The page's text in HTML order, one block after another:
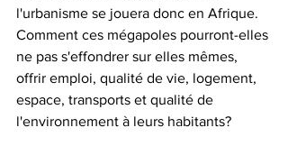
l'urbanisme se jouera donc en Afrique.
Comment ces mégapoles pourront-elles
ne pas s'effondrer sur elles mêmes,
offrir emploi, qualité de vie, logement,
espace, transports et qualité de
l'environnement à leurs habitants?